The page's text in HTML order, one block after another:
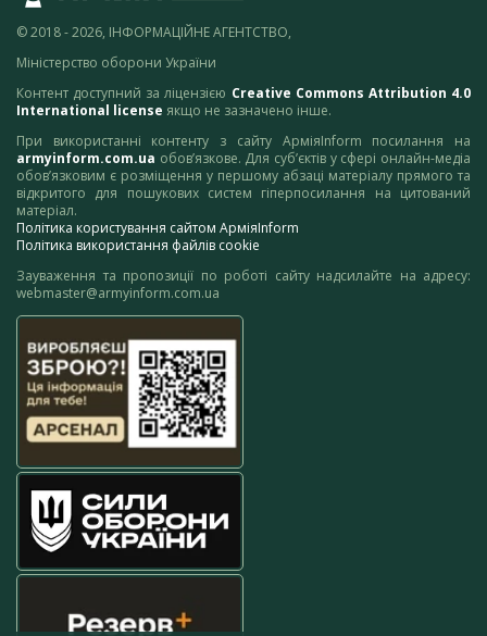
© 2018 - 2026, ІНФОРМАЦІЙНЕ АГЕНТСТВО,
Міністерство оборони України
Контент доступний за ліцензією Creative Commons Attribution 4.0
International license якщо не зазначено інше.
При використанні контенту з сайту АрміяInform посилання на
armyinform.com.ua обов’язкове. Для суб’єктів у сфері онлайн-медіа
обов’язковим є розміщення у першому абзаці матеріалу прямого та
відкритого для пошукових систем гіперпосилання на цитований
матеріал.
Політика користування сайтом АрміяInform
Політика використання файлів cookie
Зауваження та пропозиції по роботі сайту надсилайте на адресу:
webmaster@armyinform.com.ua